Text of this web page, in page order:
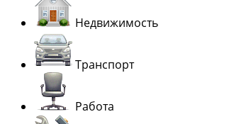
Недвижимость
Транспорт
Работа